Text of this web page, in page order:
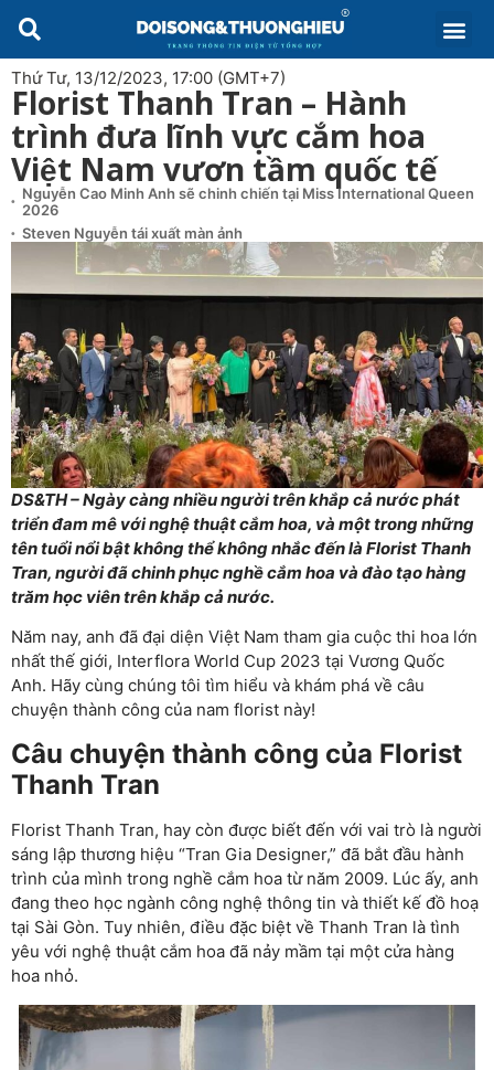
Thứ Tư, 13/12/2023, 17:00 (GMT+7)
Florist Thanh Tran – Hành
trình đưa lĩnh vực cắm hoa
Việt Nam vươn tầm quốc tế
Nguyễn Cao Minh Anh sẽ chinh chiến tại Miss International Queen
2026
Steven Nguyễn tái xuất màn ảnh
DS&TH – Ngày càng nhiều người trên khắp cả nước phát
triển đam mê với nghệ thuật cắm hoa, và một trong những
tên tuổi nổi bật không thể không nhắc đến là Florist Thanh
Tran, người đã chinh phục nghề cắm hoa và đào tạo hàng
trăm học viên trên khắp cả nước.
Năm nay, anh đã đại diện Việt Nam tham gia cuộc thi hoa lớn
nhất thế giới, Interflora World Cup 2023 tại Vương Quốc
Anh. Hãy cùng chúng tôi tìm hiểu và khám phá về câu
chuyện thành công của nam florist này!
Câu chuyện thành công của Florist
Thanh Tran
Florist Thanh Tran, hay còn được biết đến với vai trò là người
sáng lập thương hiệu “Tran Gia Designer,” đã bắt đầu hành
trình của mình trong nghề cắm hoa từ năm 2009. Lúc ấy, anh
đang theo học ngành công nghệ thông tin và thiết kế đồ hoạ
tại Sài Gòn. Tuy nhiên, điều đặc biệt về Thanh Tran là tình
yêu với nghệ thuật cắm hoa đã nảy mầm tại một cửa hàng
hoa nhỏ.